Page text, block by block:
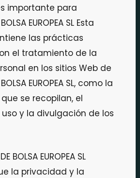
importante para
EUROPEA SL Esta
las prácticas
el tratamiento de la
en los sitios Web de
BOLSA EUROPEA SL, como la
se recopilan, el
y la divulgación de los
BOLSA EUROPEA SL
la privacidad y la